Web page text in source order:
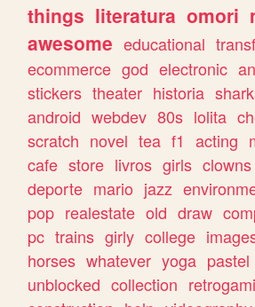
things literatura omori
awesome educational
ecommerce god electronic
stickers theater historia
android webdev 80s lolita
scratch novel tea f1 acting
cafe store livros girls clowns
deporte mario jazz
pop realestate old draw
pc trains girly college
horses whatever yoga pastel
unblocked collection